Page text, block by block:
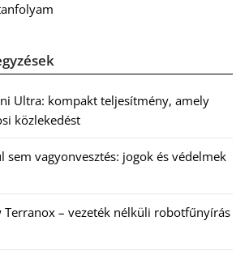
Ultra: kompakt teljesítmény, amely
közlekedést
sem vagyonvesztés: jogok és védelmek
Terranox – vezeték nélküli robotfűnyírás